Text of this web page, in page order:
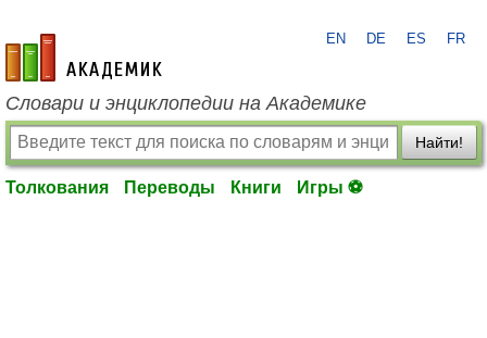
academic.ru
EN DE ES FR
Словари и энциклопедии на Академике
Найти!
Толкования Переводы Книги Игры ⚽